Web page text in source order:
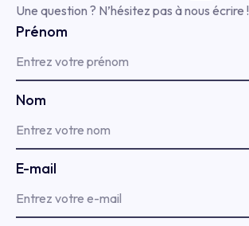
Une question ? N’hésitez pas à nous écrire !
Prénom
Nom
E-mail